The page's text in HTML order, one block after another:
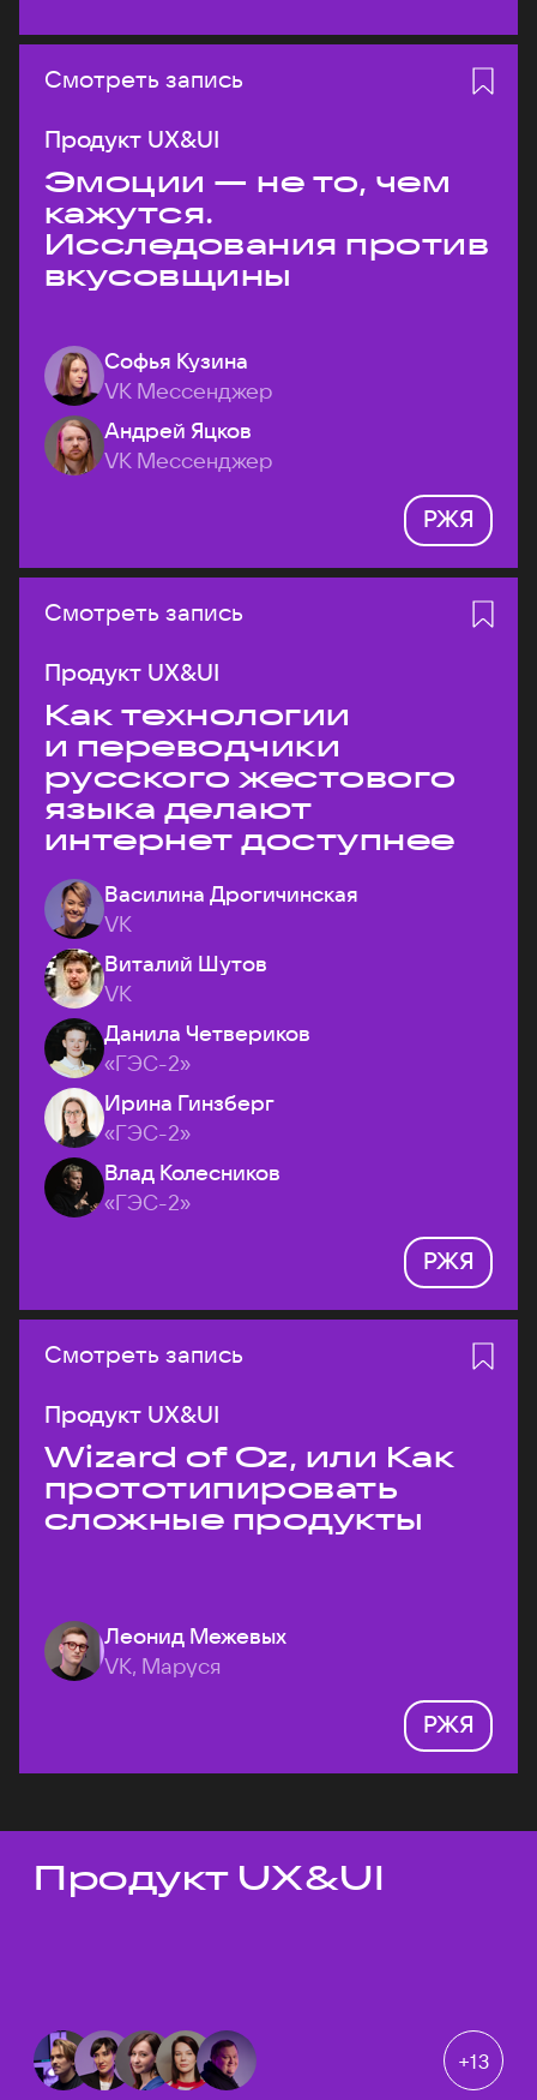
Смотреть запись
Продукт UX&UI
Эмоции — не то, чем
кажутся.
Исследования против
вкусовщины
Софья Кузина
VK Мессенджер
Андрей Яцков
VK Мессенджер
РЖЯ
Смотреть запись
Продукт UX&UI
Как технологии
и переводчики
русского жестового
языка делают
интернет доступнее
Василина Дрогичинская
VK
Виталий Шутов
VK
Данила Четвериков
«ГЭС-2»
Ирина Гинзберг
«ГЭС-2»
Влад Колесников
«ГЭС-2»
РЖЯ
Смотреть запись
Продукт UX&UI
Wizard of Oz, или Как
прототипировать
сложные продукты
Леонид Межевых
VK, Маруся
РЖЯ
Темы докладов
Продукт UX&UI
+13